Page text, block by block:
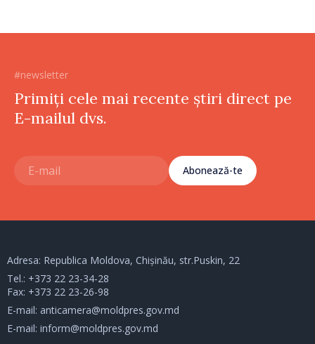
#newsletter
Primiți cele mai recente știri direct pe
E-mailul dvs.
Abonează-te
Adresa: Republica Moldova, Chișinău, str.Puskin, 22
Tel.: +373 22 23-34-28
Fax: +373 22 23-26-98
E-mail: anticamera@moldpres.gov.md
E-mail: inform@moldpres.gov.md